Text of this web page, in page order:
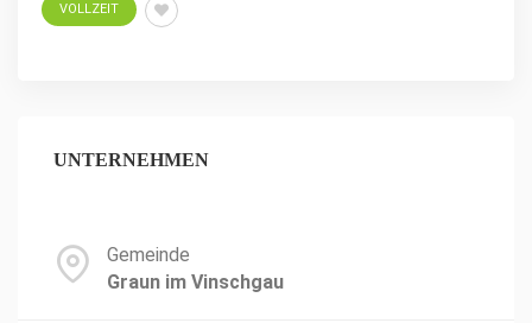
VOLLZEIT
UNTERNEHMEN
Gemeinde
Graun im Vinschgau